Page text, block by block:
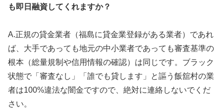
も即日融資してくれますか？
A.正規の貸金業者（福島に貸金業登録がある業者）であれ
ば、大手であっても地元の中小業者であっても審査基準の
根本（総量規制や信用情報の確認）は同じです。ブラック
状態で「審査なし」「誰でも貸します」と謳う飯舘村の業
者は100%違法な闇金ですので、絶対に連絡しないでくだ
さい。